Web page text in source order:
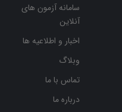
سامانه آزمون های
آنلاین
اخبار و اطلاعیه ها
وبلاگ
تماس با ما
درباره ما